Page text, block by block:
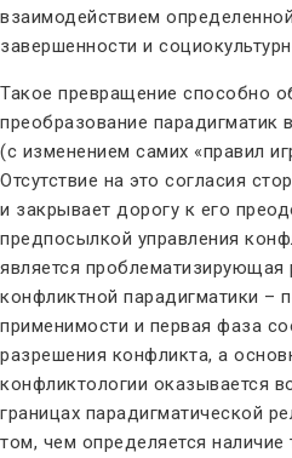
взаимодействием
завершенности и
Такое превращение способно
преобразование парадигматик
(с изменением самих «правил
Отсутствие на это согласия
и закрывает дорогу к его
предпосылкой управления
является проблематизирующая
конфликтной парадигматики –
применимости и первая фаза
разрешения конфликта, а
конфликтологии оказывается
границах парадигматической
том, чем определяется